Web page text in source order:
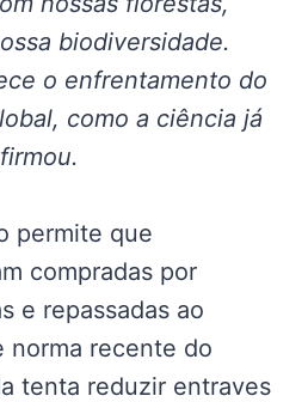
biodiversidade.
o enfrentamento do
como a ciência já
permite que
compradas por
e repassadas ao
norma recente do
tenta reduzir entraves